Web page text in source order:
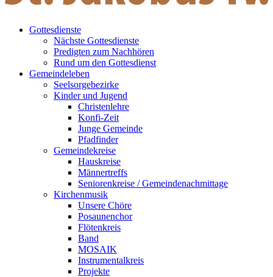
Gottesdienste
Nächste Gottesdienste
Predigten zum Nachhören
Rund um den Gottesdienst
Gemeindeleben
Seelsorgebezirke
Kinder und Jugend
Christenlehre
Konfi-Zeit
Junge Gemeinde
Pfadfinder
Gemeindekreise
Hauskreise
Männertreffs
Seniorenkreise / Gemeindenachmittage
Kirchenmusik
Unsere Chöre
Posaunenchor
Flötenkreis
Band
MOSAIK
Instrumentalkreis
Projekte